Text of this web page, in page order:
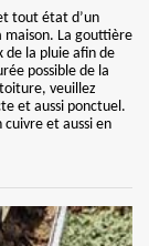
tout état d’un
maison. La gouttière
de la pluie afin de
possible de la
veuillez
et aussi ponctuel.
et aussi en